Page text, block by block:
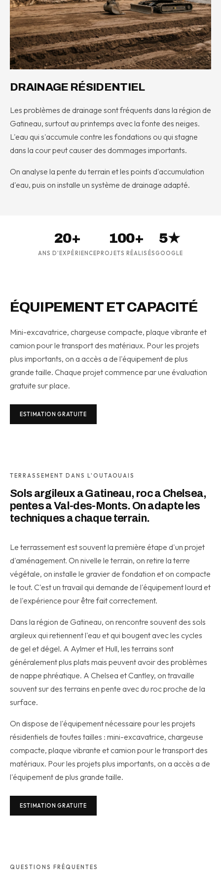
DRAINAGE RÉSIDENTIEL
Les problèmes de drainage sont fréquents dans la région de
Gatineau, surtout au printemps avec la fonte des neiges.
L'eau qui s'accumule contre les fondations ou qui stagne
dans la cour peut causer des dommages importants.
On analyse la pente du terrain et les points d'accumulation
d'eau, puis on installe un système de drainage adapté.
20+
ANS D'EXPÉRIENCE
100+
PROJETS RÉALISÉS
5★
GOOGLE
ÉQUIPEMENT ET CAPACITÉ
Mini-excavatrice, chargeuse compacte, plaque vibrante et
camion pour le transport des matériaux. Pour les projets
plus importants, on a accès a de l'équipement de plus
grande taille. Chaque projet commence par une évaluation
gratuite sur place.
ESTIMATION GRATUITE
TERRASSEMENT DANS L'OUTAOUAIS
Sols argileux a Gatineau, roc a Chelsea,
pentes a Val-des-Monts. On adapte les
techniques a chaque terrain.
Le terrassement est souvent la première étape d'un projet
d'aménagement. On nivelle le terrain, on retire la terre
végétale, on installe le gravier de fondation et on compacte
le tout. C'est un travail qui demande de l'équipement lourd et
de l'expérience pour être fait correctement.
Dans la région de Gatineau, on rencontre souvent des sols
argileux qui retiennent l'eau et qui bougent avec les cycles
de gel et dégel. A Aylmer et Hull, les terrains sont
généralement plus plats mais peuvent avoir des problèmes
de nappe phréatique. A Chelsea et Cantley, on travaille
souvent sur des terrains en pente avec du roc proche de la
surface.
On dispose de l'équipement nécessaire pour les projets
résidentiels de toutes tailles : mini-excavatrice, chargeuse
compacte, plaque vibrante et camion pour le transport des
matériaux. Pour les projets plus importants, on a accès a de
l'équipement de plus grande taille.
ESTIMATION GRATUITE
QUESTIONS FRÉQUENTES